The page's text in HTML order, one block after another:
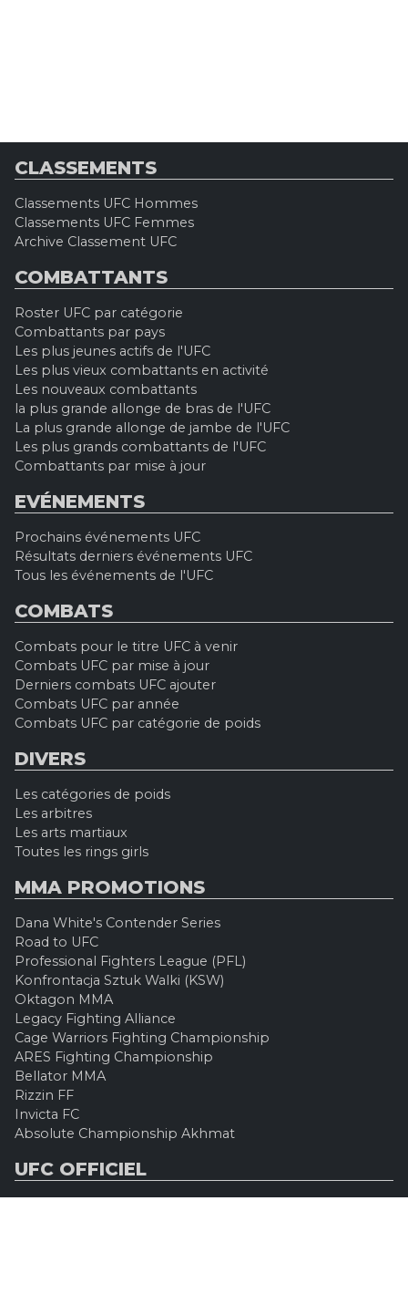
CLASSEMENTS
Classements UFC Hommes
Classements UFC Femmes
Archive Classement UFC
COMBATTANTS
Roster UFC par catégorie
Combattants par pays
Les plus jeunes actifs de l'UFC
Les plus vieux combattants en activité
Les nouveaux combattants
la plus grande allonge de bras de l'UFC
La plus grande allonge de jambe de l'UFC
Les plus grands combattants de l'UFC
Combattants par mise à jour
EVÉNEMENTS
Prochains événements UFC
Résultats derniers événements UFC
Tous les événements de l'UFC
COMBATS
Combats pour le titre UFC à venir
Combats UFC par mise à jour
Derniers combats UFC ajouter
Combats UFC par année
Combats UFC par catégorie de poids
DIVERS
Les catégories de poids
Les arbitres
Les arts martiaux
Toutes les rings girls
MMA PROMOTIONS
Dana White's Contender Series
Road to UFC
Professional Fighters League (PFL)
Konfrontacja Sztuk Walki (KSW)
Oktagon MMA
Legacy Fighting Alliance
Cage Warriors Fighting Championship
ARES Fighting Championship
Bellator MMA
Rizzin FF
Invicta FC
Absolute Championship Akhmat
UFC OFFICIEL